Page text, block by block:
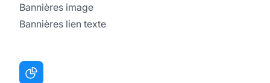
Bannières image
Bannières lien texte